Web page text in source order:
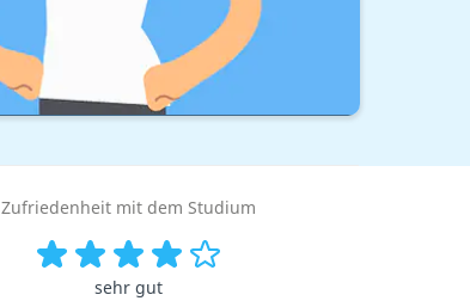
Zufriedenheit mit dem Studium
sehr gut